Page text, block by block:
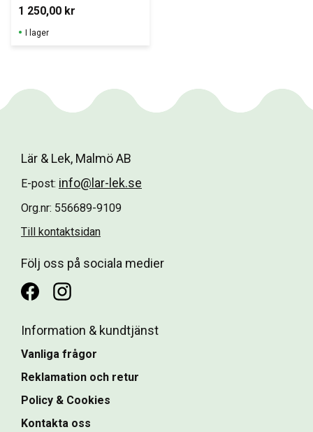
sprider
rogivande ljus
och stimulerar
sinnena.
1 250,00 kr
I lager
Lär & Lek, Malmö AB
E-post: info@lar-lek.se
Org.nr: 556689-9109
Till kontaktsidan
Följ oss på sociala medier
Information & kundtjänst
Vanliga frågor
Reklamation och retur
Policy & Cookies
Kontakta oss